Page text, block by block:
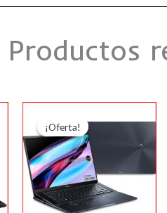
Productos
S/11,500.00.
¡Oferta!
¡Oferta!
de
S/
hasta
S/